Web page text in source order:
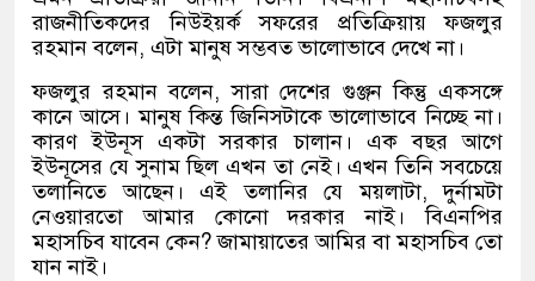
রাজনীতিকদের নিউইয়র্ক সফরের প্রতিক্রিয়ায় ফজলুর
রহমান বলেন, এটা মানুষ সম্ভবত ভালোভাবে দেখে না।
ফজলুর রহমান বলেন, সারা দেশের গুঞ্জন কিন্তু একসঙ্গে
কানে আসে। মানুষ কিন্ত জিনিসটাকে ভালোভাবে নিচ্ছে না।
কারণ ইউনূস একটা সরকার চালান। এক বছর আগে
ইউনূসের যে সুনাম ছিল এখন তা নেই। এখন তিনি সবচেয়ে
তলানিতে আছেন। এই তলানির যে ময়লাটা, দুর্নামটা
নেওয়ারতো আমার কোনো দরকার নাই। বিএনপির
মহাসচিব যাবেন কেন? জামায়াতের আমির বা মহাসচিব তো
যান নাই।